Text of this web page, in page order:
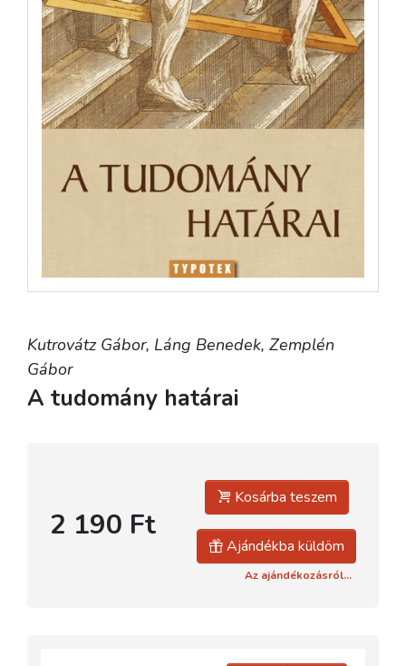
Kutrovátz Gábor, Láng Benedek, Zemplén
Gábor
A tudomány határai
2 190 Ft
Kosárba teszem
Ajándékba küldöm
Az ajándékozásról...